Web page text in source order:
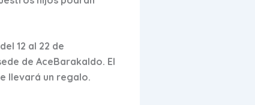
12 al 22 de
de AceBarakaldo. El
llevará un regalo.